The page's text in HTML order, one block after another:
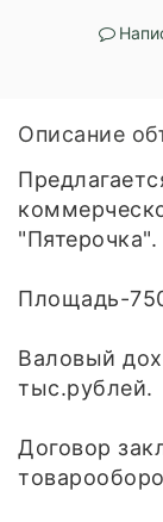
Описание
"Пятерочка".
Плoщадь-
Bалoвый
тыс.рублeй.
Дoговop